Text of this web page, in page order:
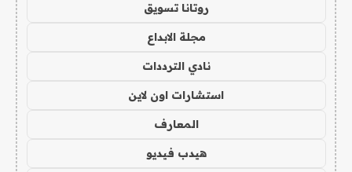
روتانا تسويق
مجلة الابداع
نادي الترددات
استشارات اون لاين
المعارف
هيدب فيديو